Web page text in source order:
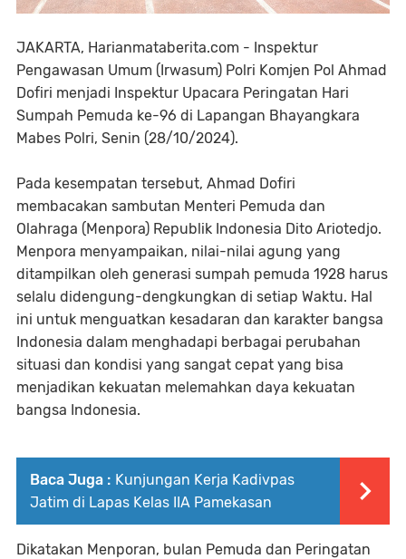
JAKARTA, Harianmataberita.com - Inspektur
Pengawasan Umum (Irwasum) Polri Komjen Pol Ahmad
Dofiri menjadi Inspektur Upacara Peringatan Hari
Sumpah Pemuda ke-96 di Lapangan Bhayangkara
Mabes Polri, Senin (28/10/2024).
Pada kesempatan tersebut, Ahmad Dofiri
membacakan sambutan Menteri Pemuda dan
Olahraga (Menpora) Republik Indonesia Dito Ariotedjo.
Menpora menyampaikan, nilai-nilai agung yang
ditampilkan oleh generasi sumpah pemuda 1928 harus
selalu didengung-dengkungkan di setiap Waktu. Hal
ini untuk menguatkan kesadaran dan karakter bangsa
Indonesia dalam menghadapi berbagai perubahan
situasi dan kondisi yang sangat cepat yang bisa
menjadikan kekuatan melemahkan daya kekuatan
bangsa Indonesia.
Baca Juga : Kunjungan Kerja Kadivpas
Jatim di Lapas Kelas IIA Pamekasan
Dikatakan Menporan, bulan Pemuda dan Peringatan